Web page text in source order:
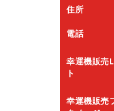
住所
電話
幸運機販売
ト
幸運機販売